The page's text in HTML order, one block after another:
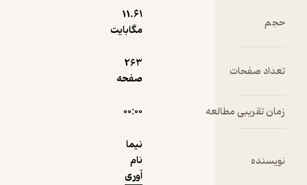
حجم
11.۶۱
مگابایت
تعداد صفحات
263
صفحه
زمان تقریبی مطالعه ۰۰:۰۰
نویسنده
نیما
آوری